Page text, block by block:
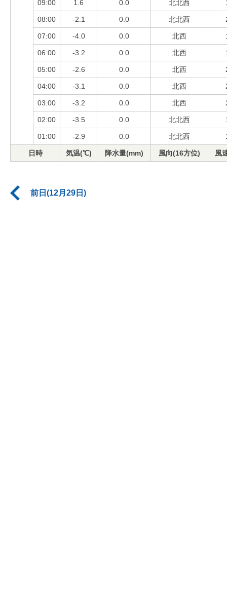
09:00 1.6 0.0 北北西
08:00 -2.1 0.0 北北西
07:00 -4.0 0.0 北西
06:00 -3.2 0.0 北西
05:00 -2.6 0.0 北西
04:00 -3.1 0.0 北西
03:00 -3.2 0.0 北西
02:00 -3.5 0.0 北北西
01:00 -2.9 0.0 北北西
日時 気温(℃) 降水量(mm) 風向(16方位) 風
前日(12月29日)